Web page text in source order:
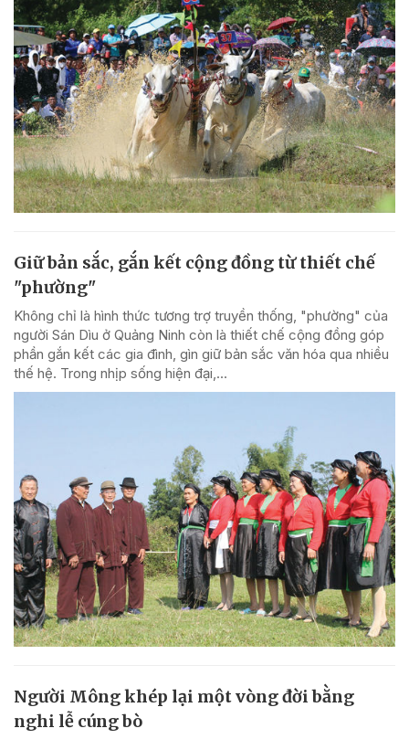
Giữ bản sắc, gắn kết cộng đồng từ thiết chế
"phường"
Không chỉ là hình thức tương trợ truyền thống, "phường" của
người Sán Dìu ở Quảng Ninh còn là thiết chế cộng đồng góp
phần gắn kết các gia đình, gìn giữ bản sắc văn hóa qua nhiều
thế hệ. Trong nhịp sống hiện đại,...
Người Mông khép lại một vòng đời bằng
nghi lễ cúng bò